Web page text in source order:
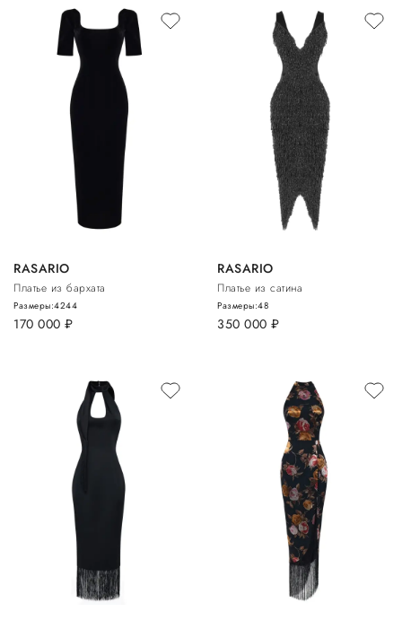
RASARIO
Платье из бархата
170 000 руб.
Размеры:4244
RASARIO
Платье из сатина
350 000 руб.
Размеры:48